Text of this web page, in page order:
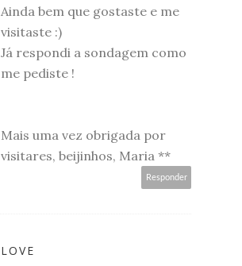
Ainda bem que gostaste e me
visitaste :)
Já respondi a sondagem como
me pediste !
Mais uma vez obrigada por
visitares, beijinhos, Maria **
Responder
LOVE